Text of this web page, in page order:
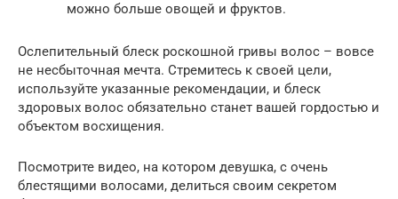
можно больше овощей и фруктов.
Ослепительный блеск роскошной гривы волос – вовсе
не несбыточная мечта. Стремитесь к своей цели,
используйте указанные рекомендации, и блеск
здоровых волос обязательно станет вашей гордостью и
объектом восхищения.
Посмотрите видео, на котором девушка, с очень
блестящими волосами, делиться своим секретом